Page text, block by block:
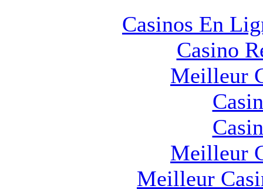
Casinos En
Casino
Meilleur
Meilleur
Meilleur